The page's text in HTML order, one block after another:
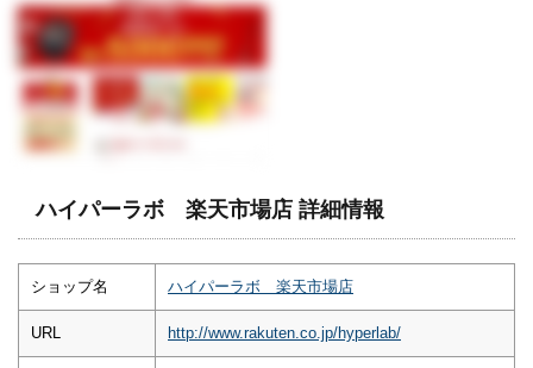
ハイパーラボ 楽天市場店 詳細情報
ショップ名 ハイパーラボ 楽天市場店
URL http://www.rakuten.co.jp/hyperlab/